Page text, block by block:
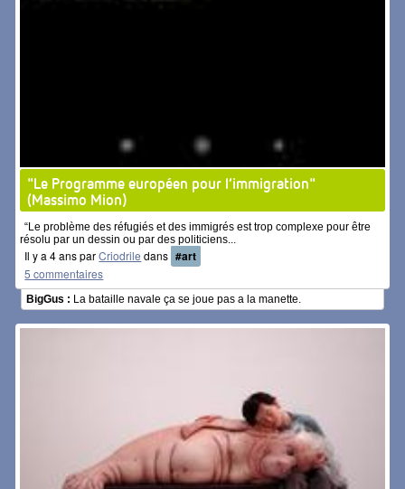
"Le Programme européen pour l’immigration"
(Massimo Mion)
“Le problème des réfugiés et des immigrés est trop complexe pour être
résolu par un dessin ou par des politiciens...
Il y a 4 ans parCriodrile dans #art
5 commentaires
BigGus : La bataille navale ça se joue pas a la manette.